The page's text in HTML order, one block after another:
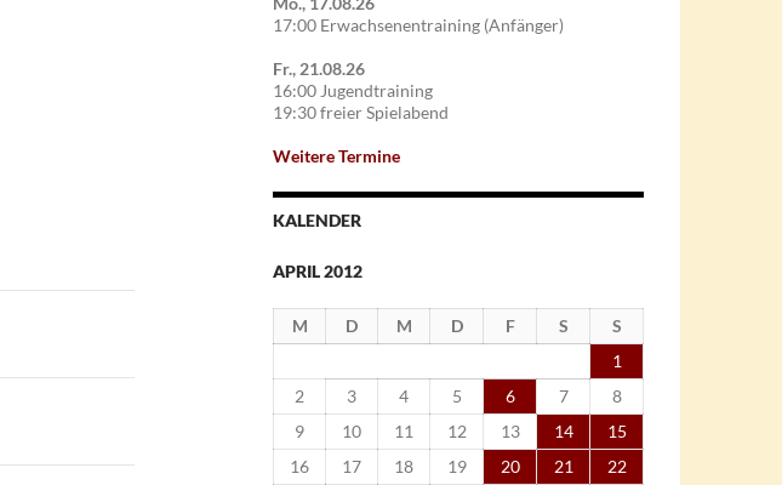
17:00 Erwachsenentraining (Anfänger)
Fr., 21.08.26
16:00 Jugendtraining
19:30 freier Spielabend
Weitere Termine
KALENDER
APRIL 2012
M D M D F S
S
1
2
3 4 5 6 7
8
9
10 11 12 13 14
15
16
17 18 19 20 21
22